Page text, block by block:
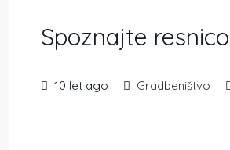
Spoznajte
10 let ago Gradbeništvo